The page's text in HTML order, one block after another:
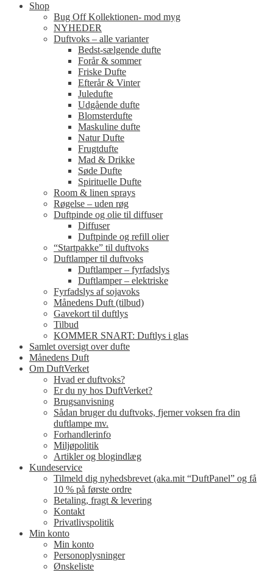
Shop
Bug Off Kollektionen- mod myg
NYHEDER
Duftvoks – alle varianter
Bedst-sælgende dufte
Forår & sommer
Friske Dufte
Efterår & Vinter
Juledufte
Udgående dufte
Blomsterdufte
Maskuline dufte
Natur Dufte
Frugtdufte
Mad & Drikke
Søde Dufte
Spirituelle Dufte
Room & linen sprays
Røgelse – uden røg
Duftpinde og olie til diffuser
Diffuser
Duftpinde og refill olier
“Startpakke” til duftvoks
Duftlamper til duftvoks
Duftlamper – fyrfadslys
Duftlamper – elektriske
Fyrfadslys af sojavoks
Månedens Duft (tilbud)
Gavekort til duftlys
Tilbud
KOMMER SNART: Duftlys i glas
Samlet oversigt over dufte
Månedens Duft
Om DuftVerket
Hvad er duftvoks?
Er du ny hos DuftVerket?
Brugsanvisning
Sådan bruger du duftvoks, fjerner voksen fra din
duftlampe mv.
Forhandlerinfo
Miljøpolitik
Artikler og blogindlæg
Kundeservice
Tilmeld dig nyhedsbrevet (aka.mit “DuftPanel” og få
10 % på første ordre
Betaling, fragt & levering
Kontakt
Privatlivspolitik
Min konto
Min konto
Personoplysninger
Ønskeliste